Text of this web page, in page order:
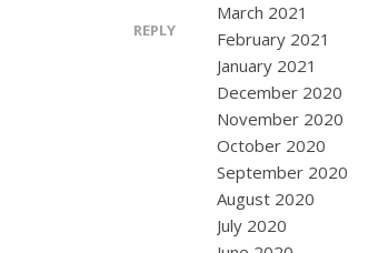
REPLY
March 2021
February 2021
January 2021
December 2020
November 2020
October 2020
September 2020
August 2020
July 2020